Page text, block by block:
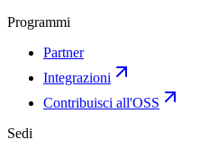
Programmi
Partner
Integrazioni
Contribuisci all'OSS
Sedi